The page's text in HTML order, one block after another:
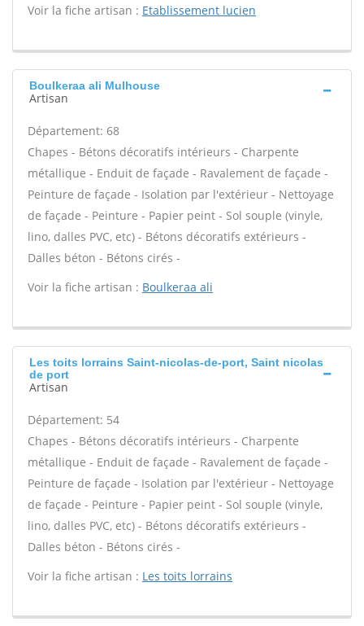
Voir la fiche artisan : Etablissement lucien
Boulkeraa ali Mulhouse
Artisan
Département: 68
Chapes - Bétons décoratifs intérieurs - Charpente
métallique - Enduit de façade - Ravalement de façade -
Peinture de façade - Isolation par l'extérieur - Nettoyage
de façade - Peinture - Papier peint - Sol souple (vinyle,
lino, dalles PVC, etc) - Bétons décoratifs extérieurs -
Dalles béton - Bétons cirés -
Voir la fiche artisan : Boulkeraa ali
Les toits lorrains Saint-nicolas-de-port, Saint nicolas
de port
Artisan
Département: 54
Chapes - Bétons décoratifs intérieurs - Charpente
métallique - Enduit de façade - Ravalement de façade -
Peinture de façade - Isolation par l'extérieur - Nettoyage
de façade - Peinture - Papier peint - Sol souple (vinyle,
lino, dalles PVC, etc) - Bétons décoratifs extérieurs -
Dalles béton - Bétons cirés -
Voir la fiche artisan : Les toits lorrains